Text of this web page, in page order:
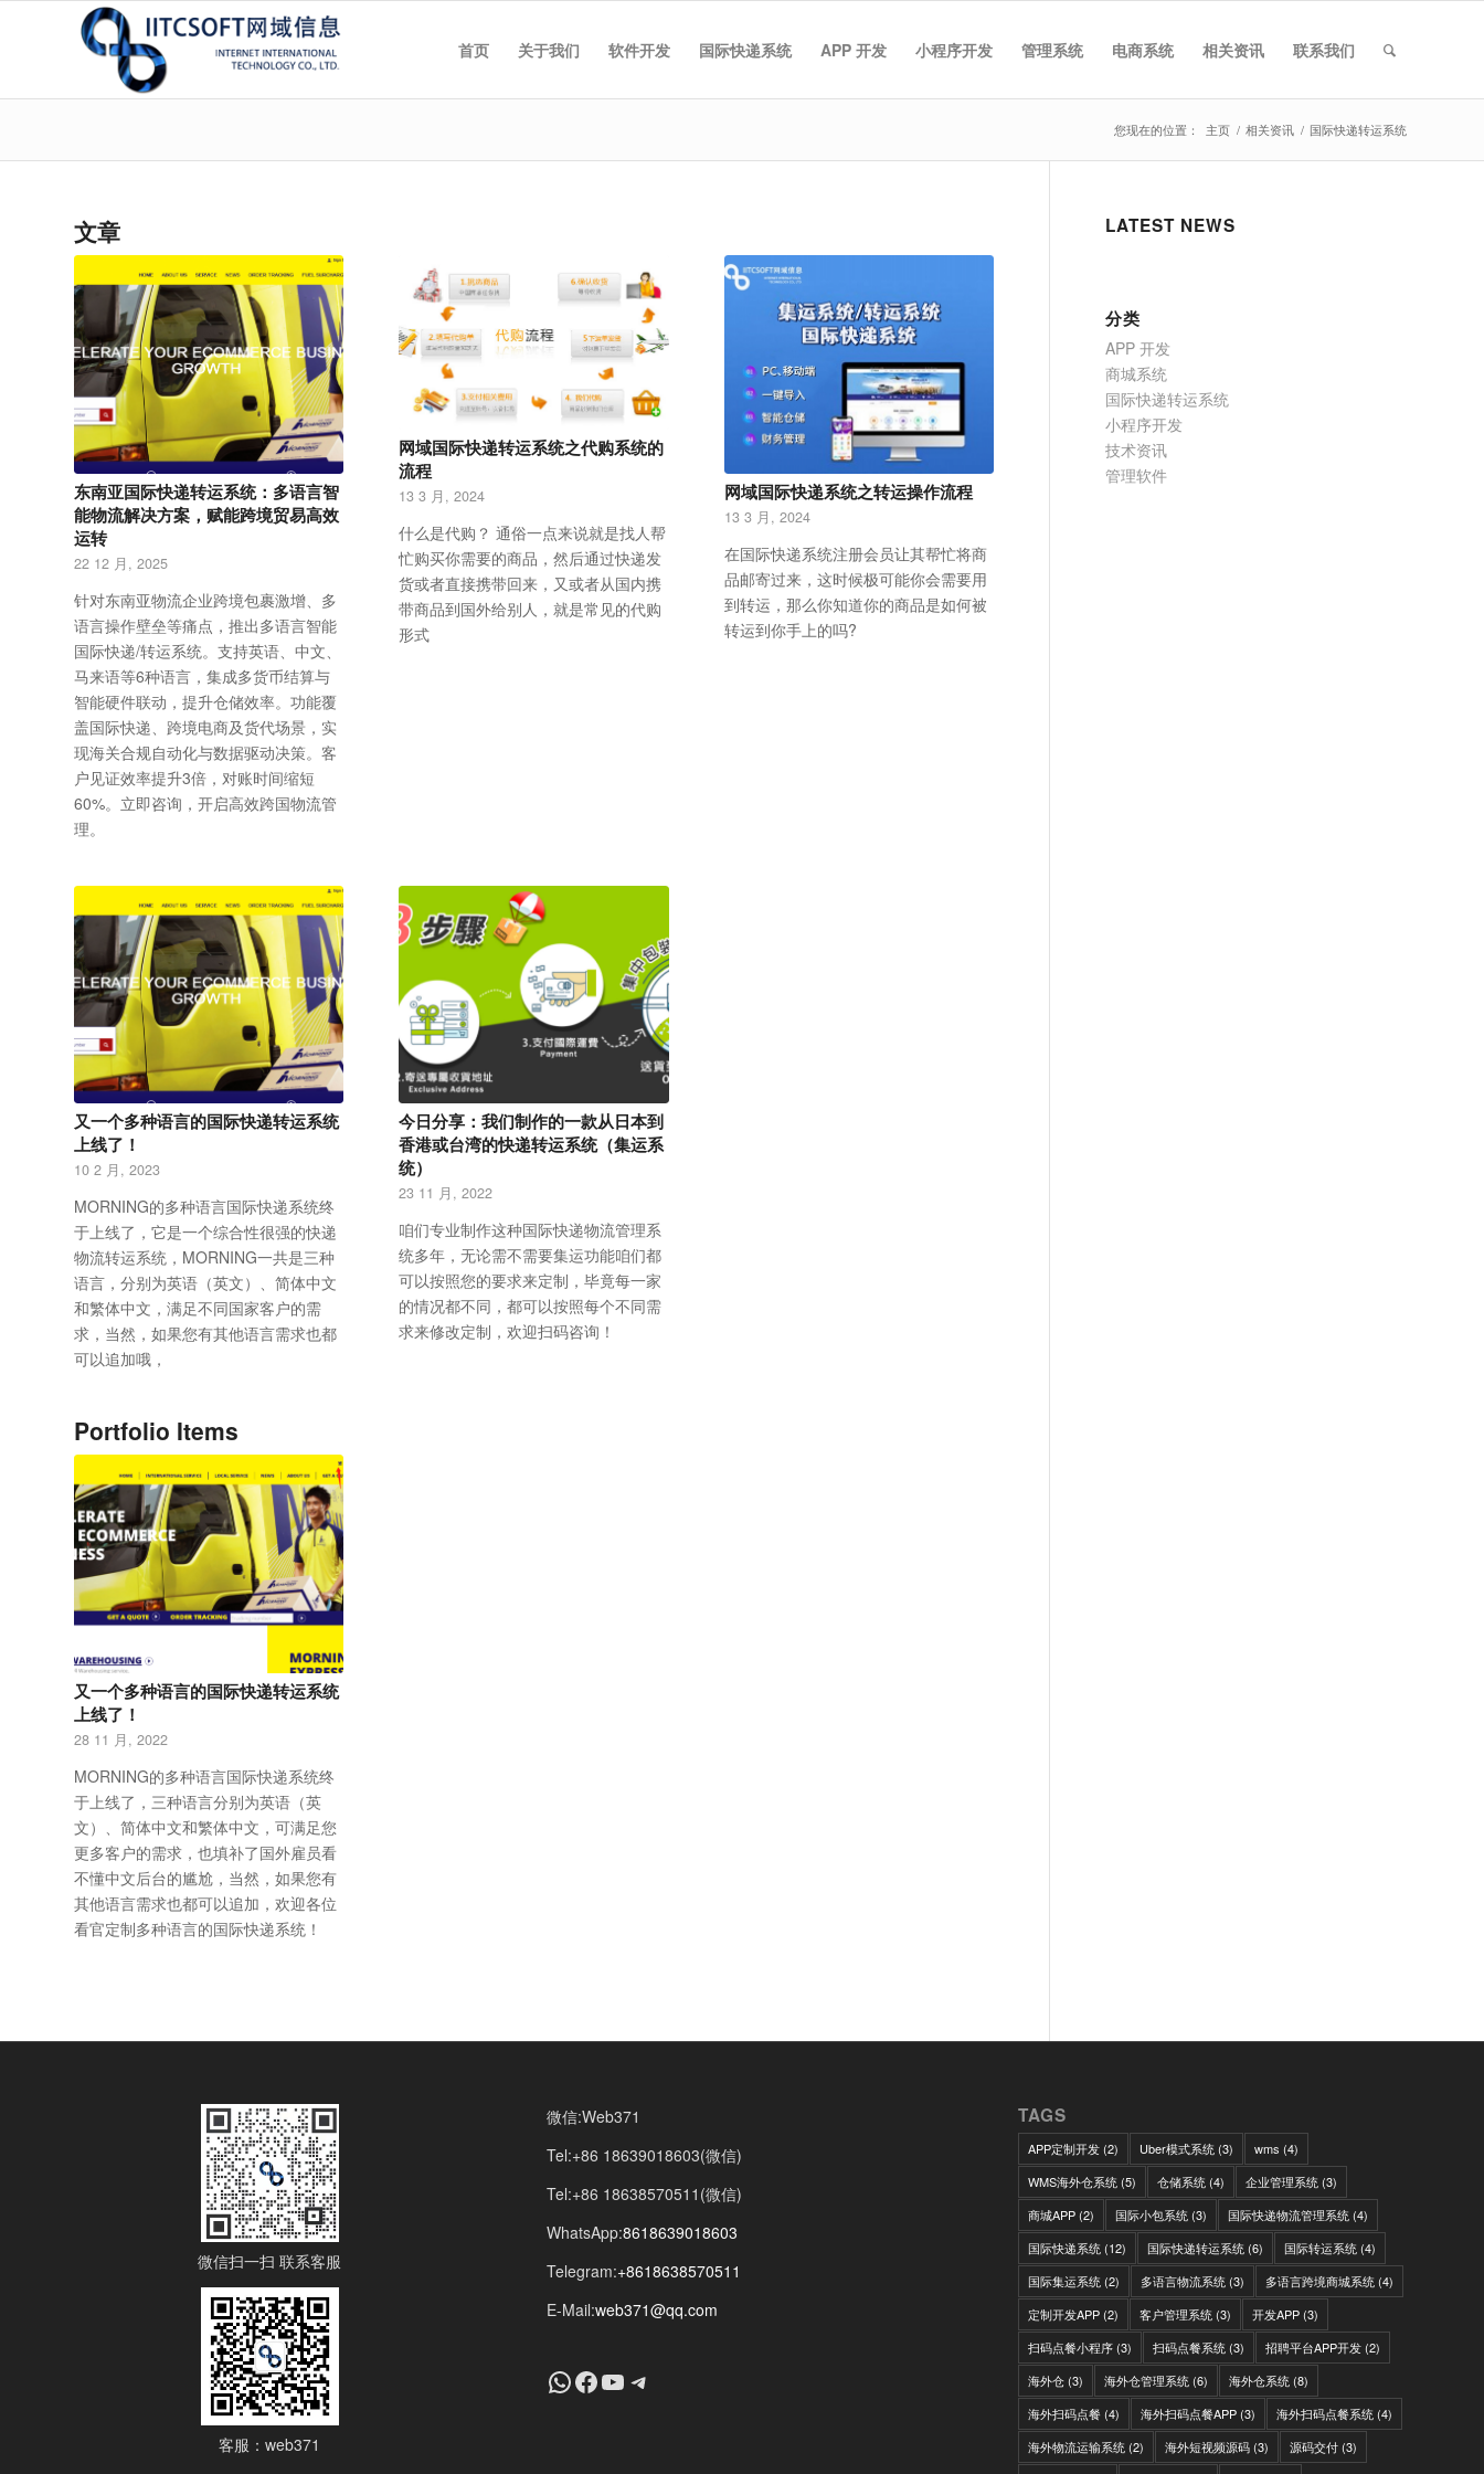
首页 关于我们 软件开发 国际快递系统 APP 开发 小程序开发 管理系统 电商系统 相关资讯 联系我们
您现在的位置： 主页 / 相关资讯 / 国际快递转运系统
文章
东南亚国际快递转运系统：多语言智
能物流解决方案，赋能跨境贸易高效
运转
22 12 月, 2025
针对东南亚物流企业跨境包裹激增、多
语言操作壁垒等痛点，推出多语言智能
国际快递/转运系统。支持英语、中文、
马来语等6种语言，集成多货币结算与
智能硬件联动，提升仓储效率。功能覆
盖国际快递、跨境电商及货代场景，实
现海关合规自动化与数据驱动决策。客
户见证效率提升3倍，对账时间缩短
60%。立即咨询，开启高效跨国物流管
理。
网域国际快递转运系统之代购系统的
流程
13 3 月, 2024
什么是代购？ 通俗一点来说就是找人帮
忙购买你需要的商品，然后通过快递发
货或者直接携带回来，又或者从国内携
带商品到国外给别人，就是常见的代购
形式
网域国际快递系统之转运操作流程
13 3 月, 2024
在国际快递系统注册会员让其帮忙将商
品邮寄过来，这时候极可能你会需要用
到转运，那么你知道你的商品是如何被
转运到你手上的吗?
又一个多种语言的国际快递转运系统
上线了！
10 2 月, 2023
MORNING的多种语言国际快递系统终
于上线了，它是一个综合性很强的快递
物流转运系统，MORNING一共是三种
语言，分别为英语（英文）、简体中文
和繁体中文，满足不同国家客户的需
求，当然，如果您有其他语言需求也都
可以追加哦，
今日分享：我们制作的一款从日本到
香港或台湾的快递转运系统（集运系
统）
23 11 月, 2022
咱们专业制作这种国际快递物流管理系
统多年，无论需不需要集运功能咱们都
可以按照您的要求来定制，毕竟每一家
的情况都不同，都可以按照每个不同需
求来修改定制，欢迎扫码咨询！
Portfolio Items
又一个多种语言的国际快递转运系统
上线了！
28 11 月, 2022
MORNING的多种语言国际快递系统终
于上线了，三种语言分别为英语（英
文）、简体中文和繁体中文，可满足您
更多客户的需求，也填补了国外雇员看
不懂中文后台的尴尬，当然，如果您有
其他语言需求也都可以追加，欢迎各位
看官定制多种语言的国际快递系统！
LATEST NEWS
分类
APP 开发
商城系统
国际快递转运系统
小程序开发
技术资讯
管理软件
微信扫一扫 联系客服
客服：web371
微信:Web371
Tel:+86 18639018603(微信)
Tel:+86 18638570511(微信)
WhatsApp:8618639018603
Telegram:+8618638570511
E-Mail:web371@qq.com
+8618639018603
Facebook
YouTube
Telegram
TAGS
APP定制开发(2) Uber模式系统 (3) wms (4)
WMS海外仓系统 (5) 仓储系统 (4) 企业管理系统 (3)
商城APP(2) 国际小包系统 (3) 国际快递物流管理系统 (4)
国际快递系统 (12) 国际快递转运系统 (6) 国际转运系统 (4)
国际集运系统 (2) 多语言物流系统 (3) 多语言跨境商城系统 (4)
定制开发APP(2) 客户管理系统 (3) 开发APP(3)
扫码点餐小程序(3) 扫码点餐系统 (3) 招聘平台APP开发(2)
海外仓(3) 海外仓管理系统 (6) 海外仓系统 (8)
海外扫码点餐(4) 海外扫码点餐APP(3) 海外扫码点餐系统 (4)
海外物流运输系统 (2) 海外短视频源码(3) 源码交付(3)